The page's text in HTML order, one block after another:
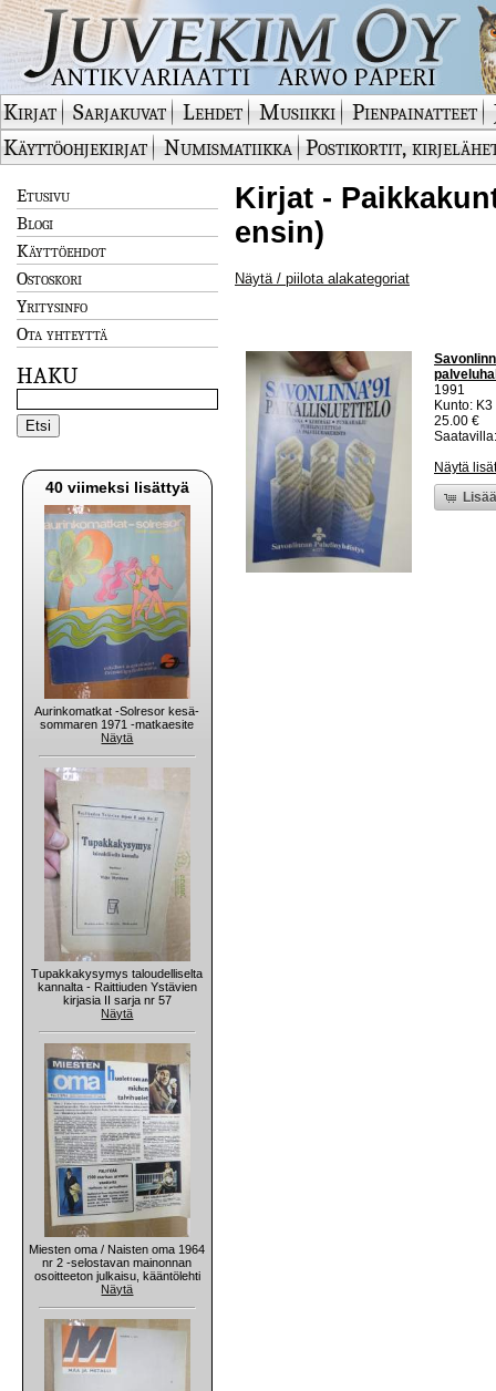
Kirjat Sarjakuvat Lehdet Musiikki Pienpainatteet
Käyttöohjekirjat
Numismatiikka Postikortit,
Etusivu
Blogi
Käyttöehdot
Ostoskori
Yritysinfo
Ota yhteyttä
HAKU
40 viimeksi lisättyä
Aurinkomatkat -Solresor kesä-
sommaren 1971 -matkaesite
Näytä
Tupakkakysymys taloudelliselta
kannalta - Raittiuden Ystävien
kirjasia II sarja nr 57
Näytä
Miesten oma / Naisten oma 1964
nr 2 -selostavan mainonnan
osoitteeton julkaisu, kääntölehti
Näytä
Kirjat -
ensin)
Näytä / piilota alakategoriat
1991
Kunto:
25.00 €
Näytä